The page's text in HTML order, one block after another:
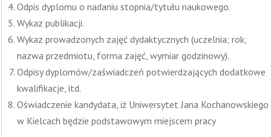
Odpis dyplomu o nadaniu stopnia/tytułu naukowego.
Wykaz publikacji.
Wykaz prowadzonych zajęć dydaktycznych (uczelnia; rok;
nazwa przedmiotu, forma zajęć, wymiar godzinowy).
Odpisy dyplomów/zaświadczeń potwierdzających dodatkowe
kwalifikacje, itd.
Oświadczenie kandydata, iż Uniwersytet Jana Kochanowskiego
w Kielcach będzie podstawowym miejscem pracy